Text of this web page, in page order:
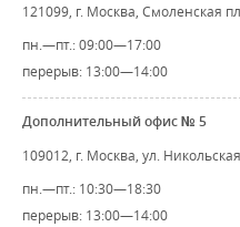
121099, г. Москва, Смоленская
пн.—пт.: 09:00—17:00
перерыв: 13:00—14:00
Дополнительный офис № 5
109012, г. Москва, ул.
пн.—пт.: 10:30—18:30
перерыв: 13:00—14:00